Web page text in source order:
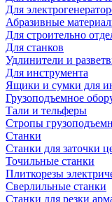
Для
Абразивные
Для строительно
Для станков
Удлинители и
Для инструмента
Ящики и сумки для
Грузоподъемное
Тали и тельферы
Стропы
Станки
Станки для заточки
Точильные станки
Плиткорезы
Сверлильные станки
Станки для резки